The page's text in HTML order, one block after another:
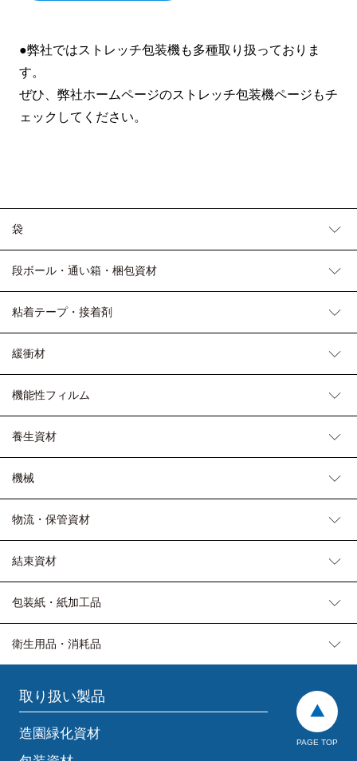
●弊社ではストレッチ包装機も多種取り扱っておりま
す。
ぜひ、弊社ホームページのストレッチ包装機ページもチ
ェックしてください。
袋
段ボール・通い箱・梱包資材
粘着テープ・接着剤
緩衝材
機能性フィルム
養生資材
機械
物流・保管資材
結束資材
包装紙・紙加工品
衛生用品・消耗品
PAGE TOP
取り扱い製品
造園緑化資材